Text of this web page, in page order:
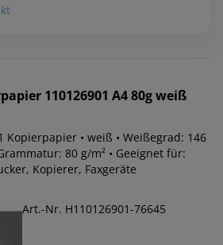
110126901 A4 80g weiß
Kopierpapier • weiß • Weißegrad: 146
80 g/m² • Geeignet für:
Kopierer, Faxgeräte
Art.-Nr. H110126901-76645